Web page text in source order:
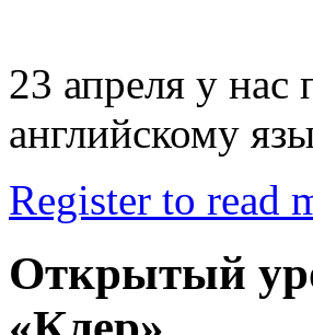
23 апреля у
английскому
Register to read
Открытый